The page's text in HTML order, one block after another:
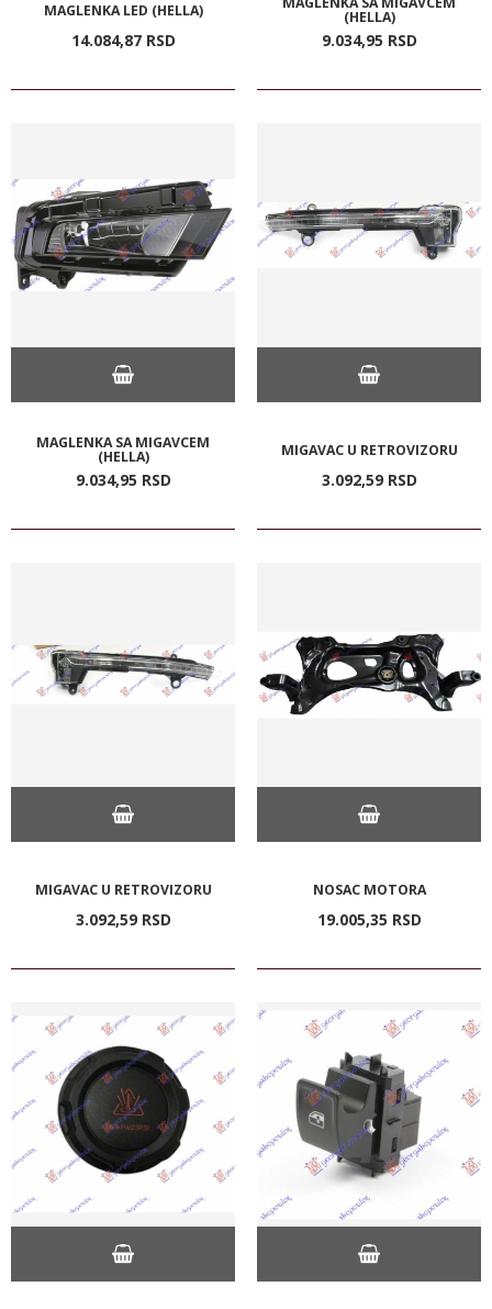
MAGLENKA LED (HELLA)
14.084,87 RSD
(HELLA)
9.034,95 RSD
MAGLENKA SA MIGAVCEM
(HELLA)
9.034,95 RSD
MIGAVAC U RETROVIZORU
3.092,59 RSD
MIGAVAC U RETROVIZORU
3.092,59 RSD
NOSAC MOTORA
19.005,35 RSD